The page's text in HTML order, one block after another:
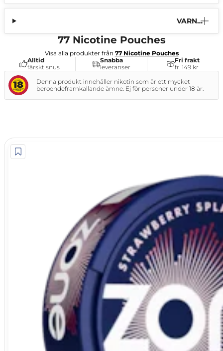
VARNI
77 Nicotine Pouches
Visa alla produkter från 77 Nicotine Pouches
Alltid
färskt snus
Snabba
leveranser
Fri frakt
fr. 149 kr
Denna produkt innehåller nikotin som är ett mycket
beroendeframkallande ämne. Ej för personer under 18 år.